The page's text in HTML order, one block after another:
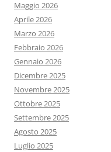
Maggio 2026
Aprile 2026
Marzo 2026
Febbraio 2026
Gennaio 2026
Dicembre 2025
Novembre 2025
Ottobre 2025
Settembre 2025
Agosto 2025
Luglio 2025